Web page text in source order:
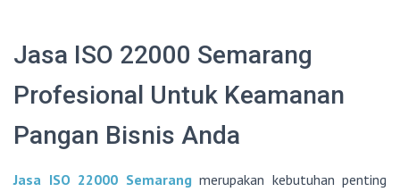
Jasa ISO 22000 Semarang
Profesional Untuk Keamanan
Pangan Bisnis Anda
Jasa ISO 22000 Semarangmerupakan kebutuhan penting